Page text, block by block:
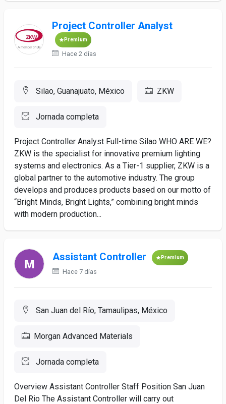
Project Controller Analyst
Premium
Hace 2 días
Silao, Guanajuato, México ZKW
Jornada completa
Project Controller Analyst Full-time Silao WHO ARE WE?
ZKW is the specialist for innovative premium lighting
systems and electronics. As a Tier-1 supplier, ZKW is a
global partner to the automotive industry. The group
develops and produces products based on our motto of
“Bright Minds, Bright Lights,” combining bright minds
with modern production...
Assistant Controller Premium
Hace 7 días
San Juan del Río, Tamaulipas, México
Morgan Advanced Materials
Jornada completa
Overview Assistant Controller Staff Position San Juan
Del Rio The Assistant Controller will carry out